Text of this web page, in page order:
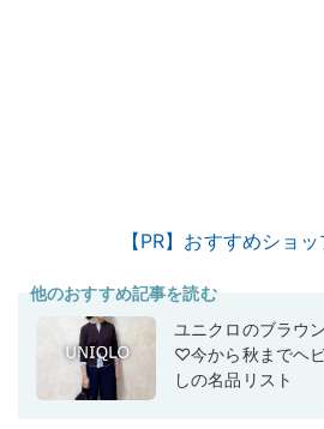
【PR】おすすめショ
他のおすすめ記事を読む
ユニクロのブラウ
♡今から秋までヘ
しの名品リスト